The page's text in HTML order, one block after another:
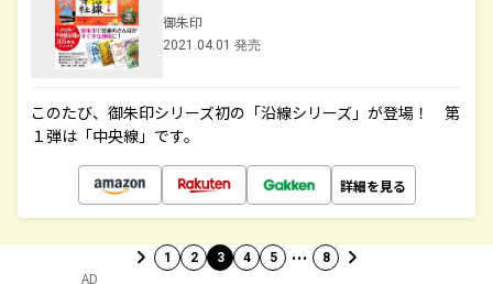
御朱印
2021.04.01 発売
このたび、御朱印シリーズ初の「沿線シリーズ」が登場！ 第
１弾は「中央線」です。
詳細を見る
1 2 3 4 5 … 8
AD